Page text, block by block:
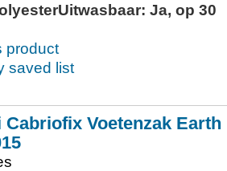
Ja, op 30
product
saved list
Cabriofix Voetenzak Earth